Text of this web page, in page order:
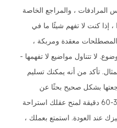
المرادفات ، والمراجع الخاصة
، إذا كنت لا تفهم شيئًا ما في
معقدة ومربكة ،
لا تتناول مواضيع لا تفهمها -
تأكد من أنه يمكنك تسليم
بشكل صحيح بحثًا عن
الأخطاء. خذ وقتًا مستقطعًا كل 30-60 دقيقة لمنح عقلك استراحة
عند العودة. استمتع بعملك ،